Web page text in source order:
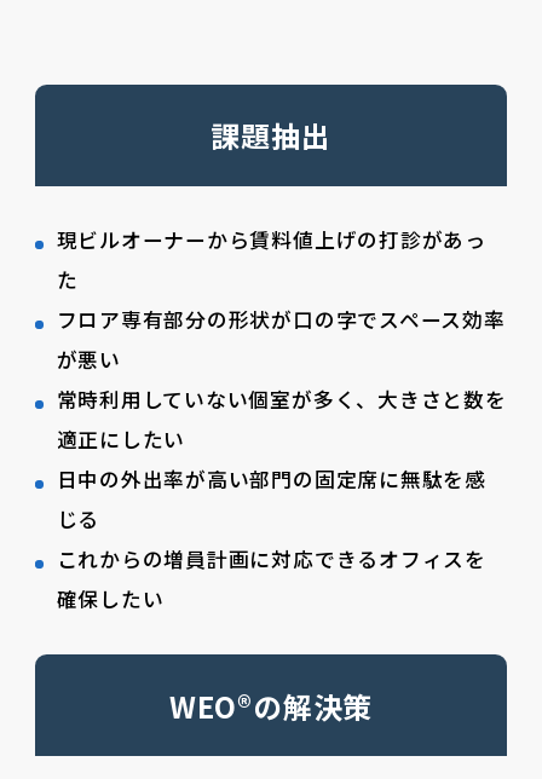
課題抽出
現ビルオーナーから賃料値上げの打診があっ
た
フロア専有部分の形状が口の字でスペース効率
が悪い
常時利用していない個室が多く、大きさと数を
適正にしたい
日中の外出率が高い部門の固定席に無駄を感
じる
これからの増員計画に対応できるオフィスを
確保したい
WEO®の解決策